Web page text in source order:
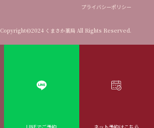
プライバシーポリシー
Copyright©2024 くまさか薬局 All Rights Reserved.